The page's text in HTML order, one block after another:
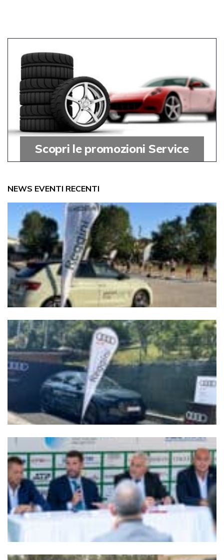
Scopri le promozioni Service
NEWS EVENTI RECENTI